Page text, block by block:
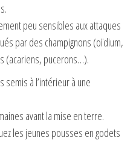
peu sensibles aux attaques
par des champignons (oïdium,
(acariens, pucerons…).
semis à l’intérieur à une
avant la mise en terre.
les jeunes pousses en godets